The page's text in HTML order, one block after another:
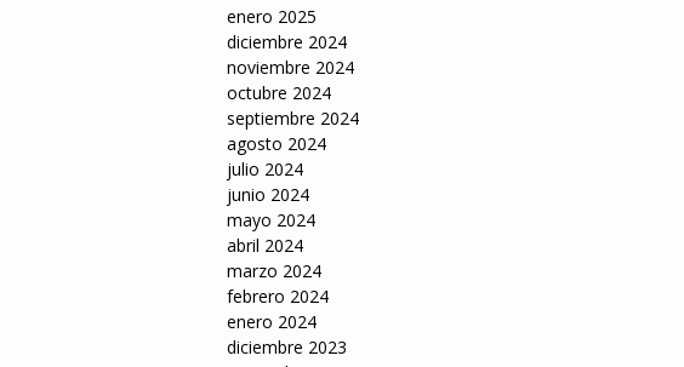
enero 2025
diciembre 2024
noviembre 2024
octubre 2024
septiembre 2024
agosto 2024
julio 2024
junio 2024
mayo 2024
abril 2024
marzo 2024
febrero 2024
enero 2024
diciembre 2023